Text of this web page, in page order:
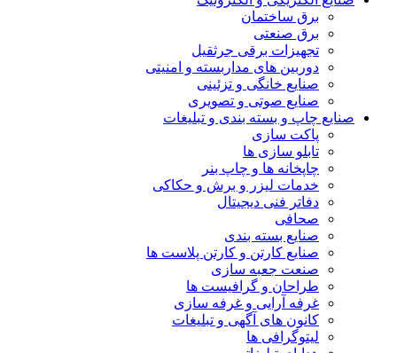
برق ساختمان
برق صنعتی
تجهیزات برقی جرثقیل
دوربین های مداربسته و امنیتی
صنایع خانگی و تزئینی
صنایع صوتی و تصویری
صنایع چاپ و بسته بندی و تبلیغات
پاکت سازی
تابلو سازی ها
چاپخانه ها و چاپ بنر
خدمات لیزر و برش و حکاکی
دفاتر فنی دیجیتال
صحافی
صنایع بسته بندی
صنایع کارتن و کارتن پلاست ها
صنعت جعبه سازی
طراحان و گرافیست ها
غرفه آرایی و غرفه سازی
کانون های آگهی و تبلیغات
لیتوگرافی ها